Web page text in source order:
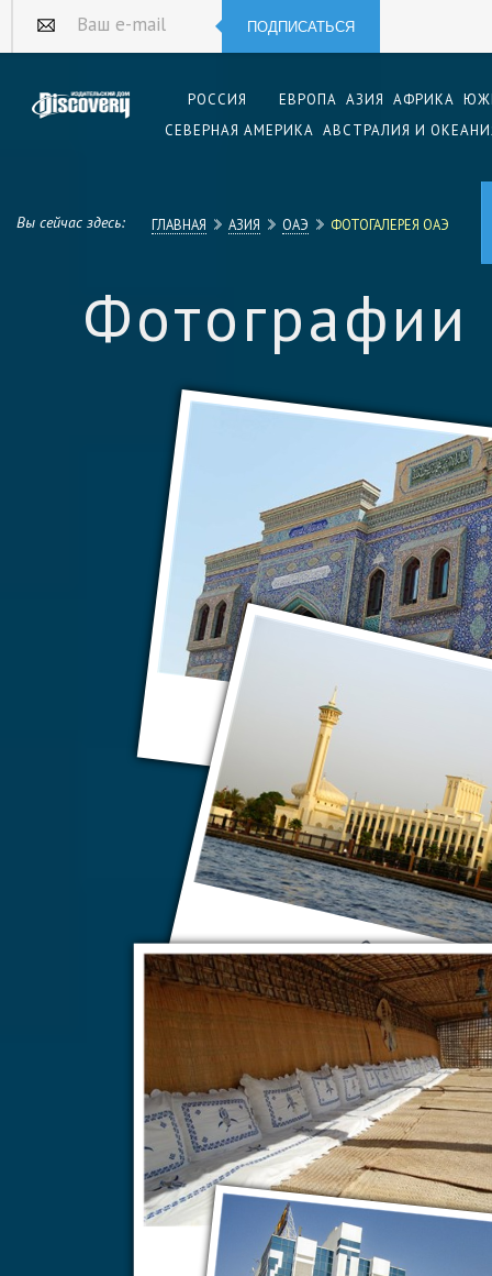
Ваш e-mail ПОДПИСАТЬСЯ
РОССИЯ ЕВРОПА АЗИЯ АФРИКА
СЕВЕРНАЯ АМЕРИКА АВСТРАЛИЯ И
Вы сейчас здесь: ГЛАВНАЯ АЗИЯ ОАЭ ФОТОГАЛЕРЕЯ ОАЭ
Дубай
Хатта